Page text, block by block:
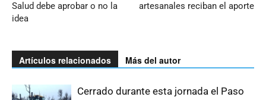
Salud debe aprobar o no la
idea
artesanales reciban el aporte
Artículos relacionados Más del autor
Cerrado durante esta jornada el Paso